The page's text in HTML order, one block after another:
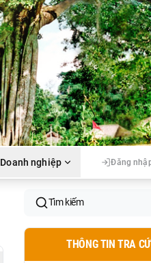
Doanh nghiệp Đăng
Tìm kiếm
THÔNG TIN TRA